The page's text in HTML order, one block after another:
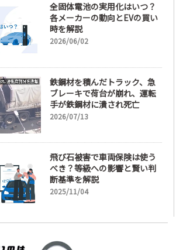
全固体電池の実用化はいつ？
各メーカーの動向とEVの買い
時を解説
2026/06/02
鉄鋼材を積んだトラック、急
ブレーキで荷台が崩れ、運転
手が鉄鋼材に潰され死亡
2026/07/13
飛び石被害で車両保険は使う
べき？等級への影響と賢い判
断基準を解説
2025/11/04